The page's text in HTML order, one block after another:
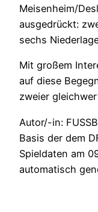
Meisenheim/
ausgedrückt:
sechs
Mit großem
auf diese
zweier
Autor/-in:
Basis der dem
Spieldaten am
automatisch